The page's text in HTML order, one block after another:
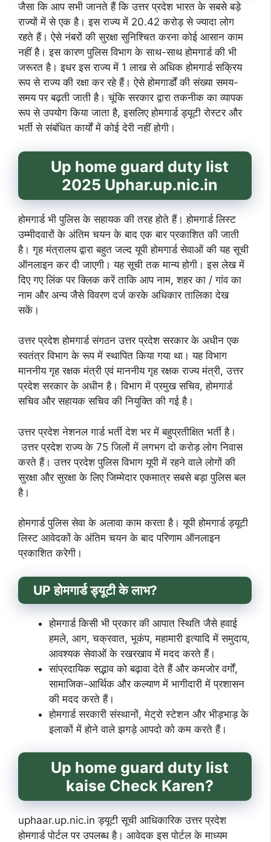
जैसा कि आप सभी जानते हैं कि उत्तर प्रदेश भारत के सबसे बड़े
राज्यों में से एक है। इस राज्य में 20.42 करोड़ से ज्यादा लोग
रहते हैं। ऐसे नंबरों की सुरक्षा सुनिश्चित करना कोई आसान काम
नहीं है। इस कारण पुलिस विभाग के साथ-साथ होमगार्ड की भी
जरूरत है। इधर इस राज्य में 1 लाख से अधिक होमगार्ड सक्रिय
रूप से राज्य की रक्षा कर रहे हैं। ऐसे होमगार्डों की संख्या समय-
समय पर बढ़ती जाती है। चूंकि सरकार द्वारा तकनीक का व्यापक
रूप से उपयोग किया जाता है, इसलिए होमगार्ड ड्यूटी रोस्टर और
भर्ती से संबंधित कार्यों में कोई देरी नहीं होगी।
Up home guard duty list
2025 Uphar.up.nic.in
होमगार्ड भी पुलिस के सहायक की तरह होते हैं। होमगार्ड लिस्ट
उम्मीदवारों के अंतिम चयन के बाद एक बार प्रकाशित की जाती
है। गृह मंत्रालय द्वारा बहुत जल्द यूपी होमगार्ड सेवाओं की यह सूची
ऑनलाइन कर दी जाएगी। यह सूची तक मान्य होगी। इस लेख में
दिए गए लिंक पर क्लिक करें ताकि आप नाम, शहर का / गांव का
नाम और अन्य जैसे विवरण दर्ज करके अधिकार तालिका देख
सकें।
उत्तर प्रदेश होमगार्ड संगठन उत्तर प्रदेश सरकार के अधीन एक
स्वतंत्र विभाग के रूप में स्थापित किया गया था। यह विभाग
माननीय गृह रक्षक मंत्री एवं माननीय गृह रक्षक राज्य मंत्री, उत्तर
प्रदेश सरकार के अधीन है। विभाग में प्रमुख सचिव, होमगार्ड
सचिव और सहायक सचिव की नियुक्ति की गई है।
उत्तर प्रदेश नेशनल गार्ड भर्ती देश भर में बहुप्रतीक्षित भर्ती है।
उत्तर प्रदेश राज्य के 75 जिलों में लगभग दो करोड़ लोग निवास
करते हैं। उत्तर प्रदेश पुलिस विभाग यूपी में रहने वाले लोगों की
सुरक्षा और सुरक्षा के लिए जिम्मेदार एकमात्र सबसे बड़ा पुलिस बल
है।
होमगार्ड पुलिस सेवा के अलावा काम करता है। यूपी होमगार्ड ड्यूटी
लिस्ट आवेदकों के अंतिम चयन के बाद परिणाम ऑनलाइन
प्रकाशित करेगी।
UP होमगार्ड ड्यूटी के लाभ?
होमगार्ड किसी भी प्रकार की आपात स्थिति जैसे हवाई
हमले, आग, चक्रवात, भूकंप, महामारी इत्यादि में समुदाय,
आवश्यक सेवाओं के रखरखाव में मदद करते हैं।
सांप्रदायिक सद्भाव को बढ़ावा देते हैं और कमजोर वर्गों,
सामाजिक-आर्थिक और कल्याण में भागीदारी में प्रशासन
की मदद करते हैं।
होमगार्ड सरकारी संस्थानों, मेट्रो स्टेशन और भीड़भाड़ के
इलाकों में होने वाले झगड़े आपदो को कम करते हैं।
Up home guard duty list
kaise Check Karen?
uphaar.up.nic.in ड्यूटी सूची आधिकारिक उत्तर प्रदेश
होमगार्ड पोर्टल पर उपलब्ध है। आवेदक इस पोर्टल के माध्यम